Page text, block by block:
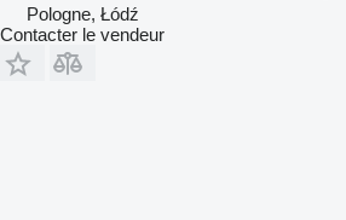
Pologne, Łódź
Contacter le vendeur